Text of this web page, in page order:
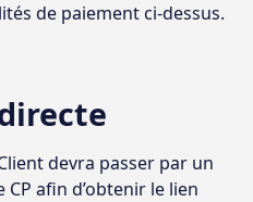
de paiement ci-dessus.
devra passer par un
afin d’obtenir le lien